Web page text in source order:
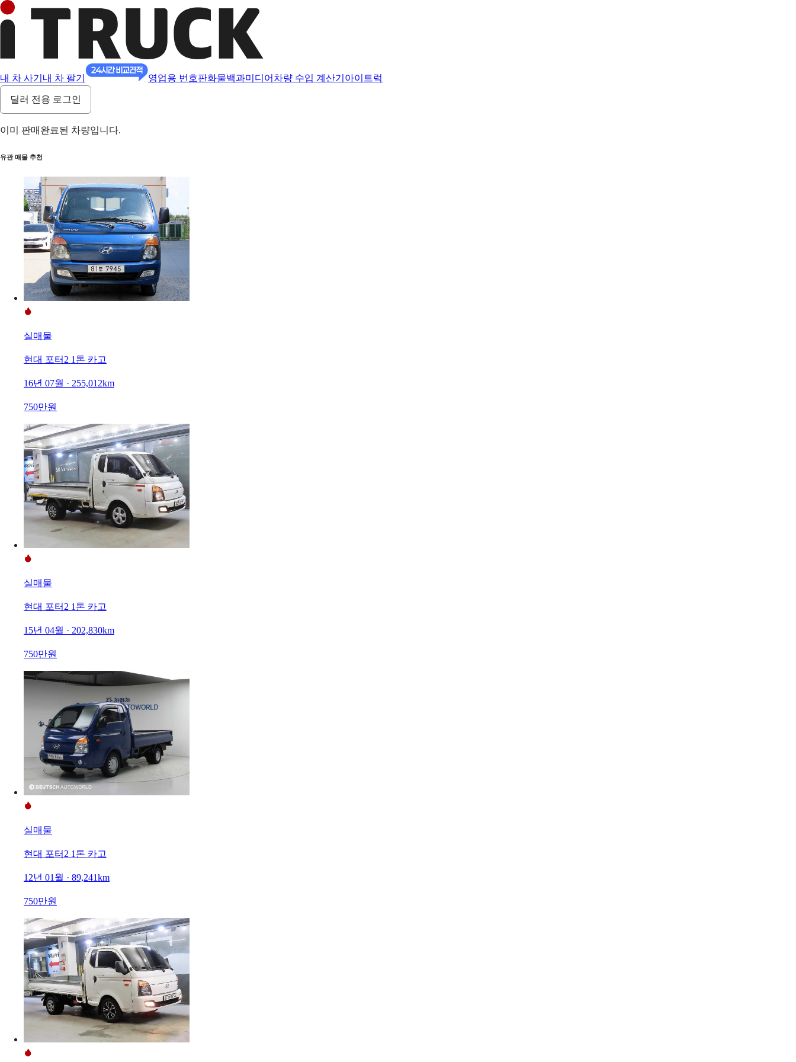
내 차 사기 내 차 팔기 영업용 번호판화물백과미디어 차량 수입 계산기 아이트럭
딜러 전용 로그인
이미 판매완료된 차량입니다.
유관 매물 추천
실매물
현대 포터2 1톤 카고
16년 07월 · 255,012km
750만원
실매물
현대 포터2 1톤 카고
15년 04월 · 202,830km
750만원
실매물
현대 포터2 1톤 카고
12년 01월 · 89,241km
750만원